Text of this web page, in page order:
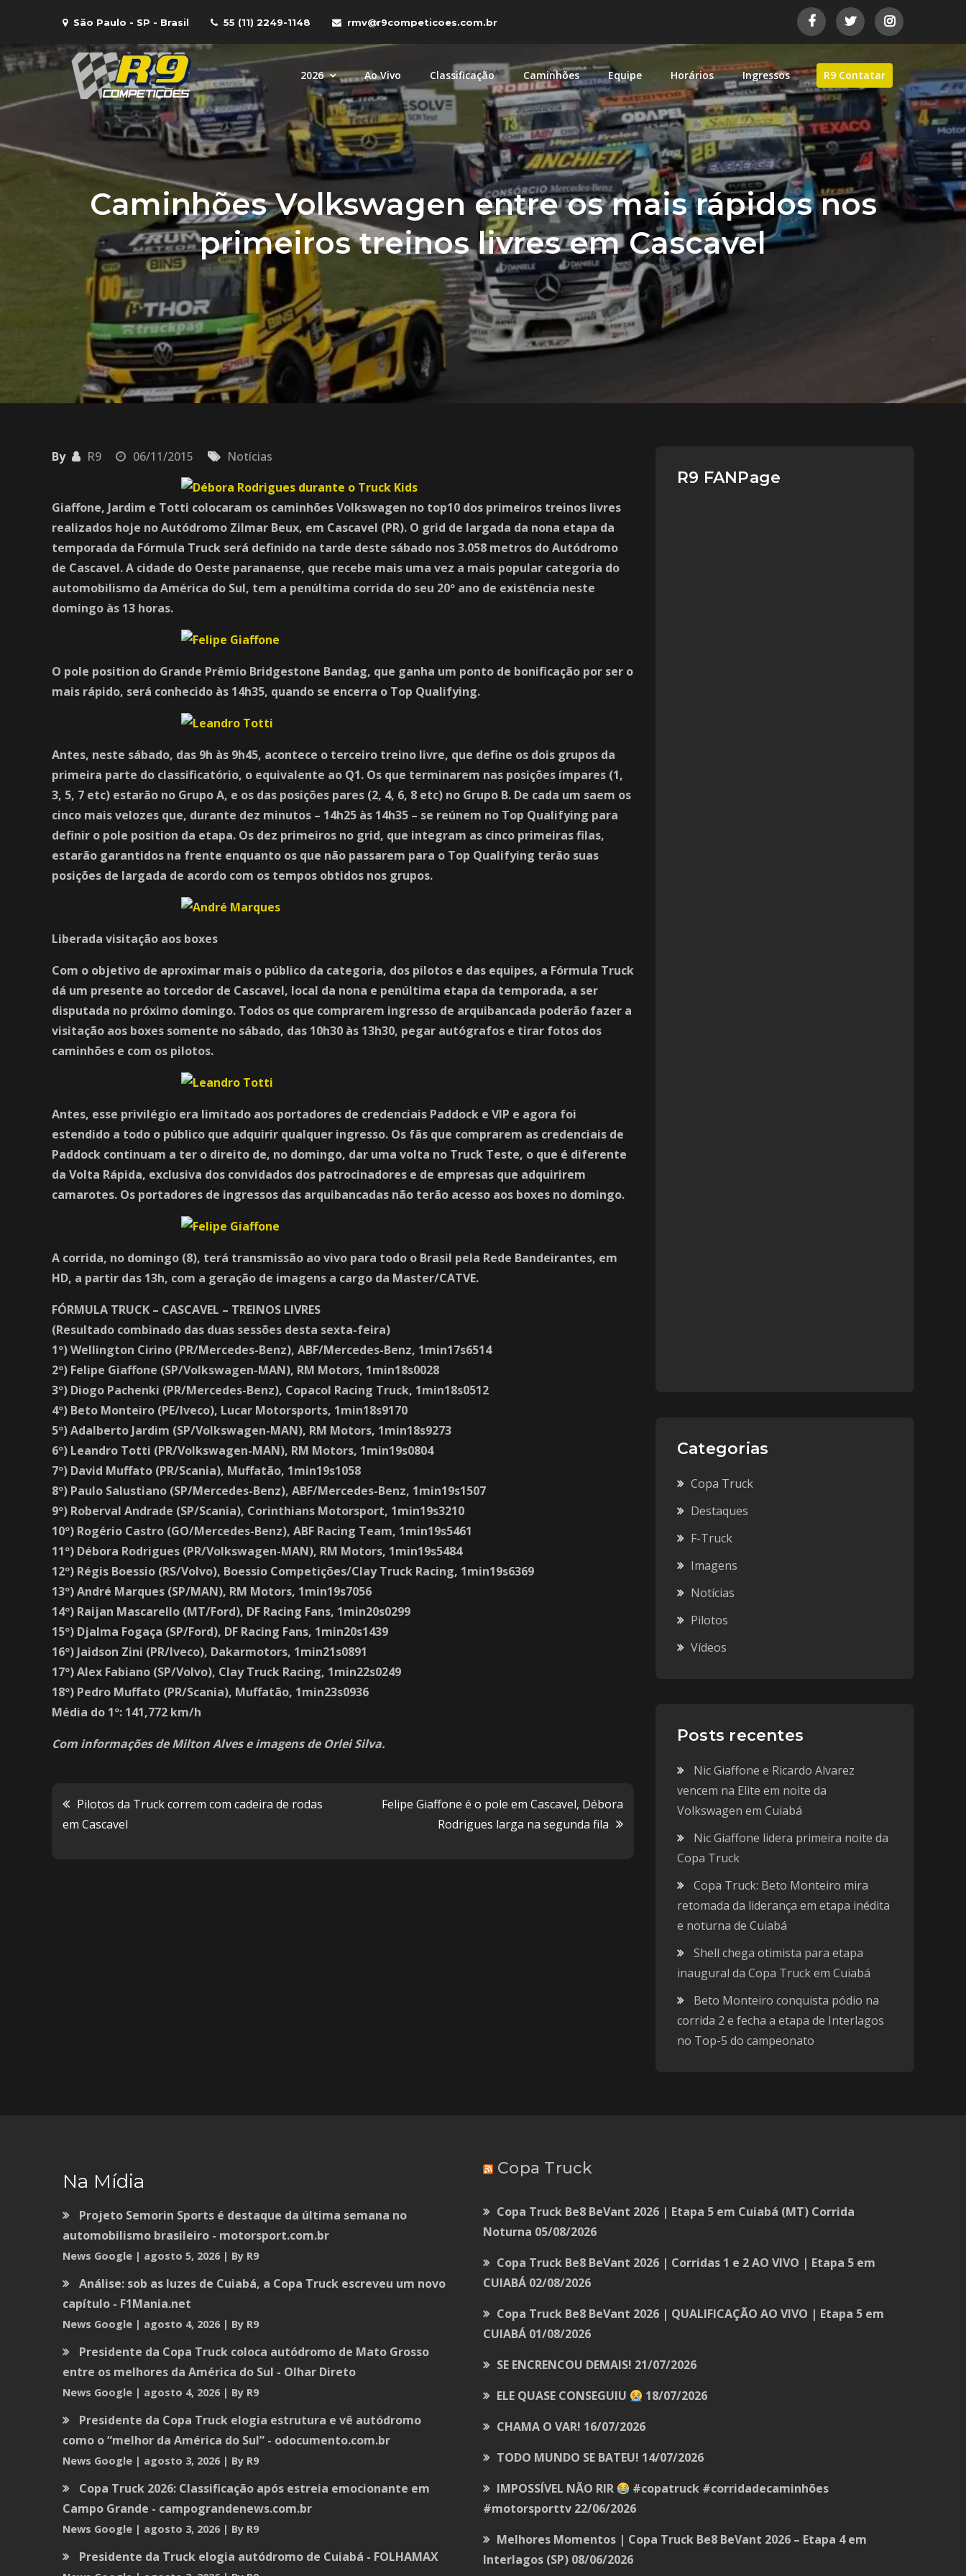
content
São Paulo - SP - Brasil 55 (11) 2249-1148 rmv@r9competicoes.com.br
R9 Competições
R9 – Equipe de competições com caminhões MAN e Volkswagen nas categorias de automobilismo brasileiro.
2026 Ao Vivo Classificação Caminhões Equipe Horários Ingressos R9 Contatar
Caminhões Volkswagen entre os mais rápidos nos
primeiros treinos livres em Cascavel
By R9 06/11/2015 Notícias
Giaffone, Jardim e Totti colocaram os caminhões Volkswagen no top10 dos primeiros treinos livres
realizados hoje no Autódromo Zilmar Beux, em Cascavel (PR). O grid de largada da nona etapa da
temporada da Fórmula Truck será definido na tarde deste sábado nos 3.058 metros do Autódromo
de Cascavel. A cidade do Oeste paranaense, que recebe mais uma vez a mais popular categoria do
automobilismo da América do Sul, tem a penúltima corrida do seu 20º ano de existência neste
domingo às 13 horas.
O pole position do Grande Prêmio Bridgestone Bandag, que ganha um ponto de bonificação por ser o
mais rápido, será conhecido às 14h35, quando se encerra o Top Qualifying.
Antes, neste sábado, das 9h às 9h45, acontece o terceiro treino livre, que define os dois grupos da
primeira parte do classificatório, o equivalente ao Q1. Os que terminarem nas posições ímpares (1,
3, 5, 7 etc) estarão no Grupo A, e os das posições pares (2, 4, 6, 8 etc) no Grupo B. De cada um saem os
cinco mais velozes que, durante dez minutos – 14h25 às 14h35 – se reúnem no Top Qualifying para
definir o pole position da etapa. Os dez primeiros no grid, que integram as cinco primeiras filas,
estarão garantidos na frente enquanto os que não passarem para o Top Qualifying terão suas
posições de largada de acordo com os tempos obtidos nos grupos.
Liberada visitação aos boxes
Com o objetivo de aproximar mais o público da categoria, dos pilotos e das equipes, a Fórmula Truck
dá um presente ao torcedor de Cascavel, local da nona e penúltima etapa da temporada, a ser
disputada no próximo domingo. Todos os que comprarem ingresso de arquibancada poderão fazer a
visitação aos boxes somente no sábado, das 10h30 às 13h30, pegar autógrafos e tirar fotos dos
caminhões e com os pilotos.
Antes, esse privilégio era limitado aos portadores de credenciais Paddock e VIP e agora foi
estendido a todo o público que adquirir qualquer ingresso. Os fãs que comprarem as credenciais de
Paddock continuam a ter o direito de, no domingo, dar uma volta no Truck Teste, o que é diferente
da Volta Rápida, exclusiva dos convidados dos patrocinadores e de empresas que adquirirem
camarotes. Os portadores de ingressos das arquibancadas não terão acesso aos boxes no domingo.
A corrida, no domingo (8), terá transmissão ao vivo para todo o Brasil pela Rede Bandeirantes, em
HD, a partir das 13h, com a geração de imagens a cargo da Master/CATVE.
FÓRMULA TRUCK – CASCAVEL – TREINOS LIVRES
(Resultado combinado das duas sessões desta sexta-feira)
1º) Wellington Cirino (PR/Mercedes-Benz), ABF/Mercedes-Benz, 1min17s6514
2º) Felipe Giaffone (SP/Volkswagen-MAN), RM Motors, 1min18s0028
3º) Diogo Pachenki (PR/Mercedes-Benz), Copacol Racing Truck, 1min18s0512
4º) Beto Monteiro (PE/Iveco), Lucar Motorsports, 1min18s9170
5º) Adalberto Jardim (SP/Volkswagen-MAN), RM Motors, 1min18s9273
6º) Leandro Totti (PR/Volkswagen-MAN), RM Motors, 1min19s0804
7º) David Muffato (PR/Scania), Muffatão, 1min19s1058
8º) Paulo Salustiano (SP/Mercedes-Benz), ABF/Mercedes-Benz, 1min19s1507
9º) Roberval Andrade (SP/Scania), Corinthians Motorsport, 1min19s3210
10º) Rogério Castro (GO/Mercedes-Benz), ABF Racing Team, 1min19s5461
11º) Débora Rodrigues (PR/Volkswagen-MAN), RM Motors, 1min19s5484
12º) Régis Boessio (RS/Volvo), Boessio Competições/Clay Truck Racing, 1min19s6369
13º) André Marques (SP/MAN), RM Motors, 1min19s7056
14º) Raijan Mascarello (MT/Ford), DF Racing Fans, 1min20s0299
15º) Djalma Fogaça (SP/Ford), DF Racing Fans, 1min20s1439
16º) Jaidson Zini (PR/Iveco), Dakarmotors, 1min21s0891
17º) Alex Fabiano (SP/Volvo), Clay Truck Racing, 1min22s0249
18º) Pedro Muffato (PR/Scania), Muffatão, 1min23s0936
Média do 1º: 141,772 km/h
Com informações de Milton Alves e imagens de Orlei Silva.
Navegação
Pilotos da Truck correm com cadeira de rodas
em Cascavel
Felipe Giaffone é o pole em Cascavel, Débora
Rodrigues larga na segunda fila
R9 FANPage
Categorias
Copa Truck
Destaques
F-Truck
Imagens
Notícias
Pilotos
Vídeos
Posts recentes
Nic Giaffone e Ricardo Alvarez
vencem na Elite em noite da
Volkswagen em Cuiabá
Nic Giaffone lidera primeira noite da
Copa Truck
Copa Truck: Beto Monteiro mira
retomada da liderança em etapa inédita
e noturna de Cuiabá
Shell chega otimista para etapa
inaugural da Copa Truck em Cuiabá
Beto Monteiro conquista pódio na
corrida 2 e fecha a etapa de Interlagos
no Top-5 do campeonato
Na Mídia
Projeto Semorin Sports é destaque da última semana no
automobilismo brasileiro - motorsport.com.br
News Google agosto 5, 2026 By R9
Análise: sob as luzes de Cuiabá, a Copa Truck escreveu um novo
capítulo - F1Mania.net
News Google agosto 4, 2026 By R9
Presidente da Copa Truck coloca autódromo de Mato Grosso
entre os melhores da América do Sul - Olhar Direto
News Google agosto 4, 2026 By R9
Presidente da Copa Truck elogia estrutura e vê autódromo
como o “melhor da América do Sul” - odocumento.com.br
News Google agosto 3, 2026 By R9
Copa Truck 2026: Classificação após estreia emocionante em
Campo Grande - campograndenews.com.br
News Google agosto 3, 2026 By R9
Presidente da Truck elogia autódromo de Cuiabá - FOLHAMAX
Copa Truck
Copa Truck Be8 BeVant 2026 | Etapa 5 em Cuiabá (MT) Corrida
Noturna 05/08/2026
Copa Truck Be8 BeVant 2026 | Corridas 1 e 2 AO VIVO | Etapa 5 em
CUIABÁ 02/08/2026
Copa Truck Be8 BeVant 2026 | QUALIFICAÇÃO AO VIVO | Etapa 5 em
CUIABÁ 01/08/2026
SE ENCRENCOU DEMAIS! 21/07/2026
ELE QUASE CONSEGUIU
18/07/2026
CHAMA O VAR! 16/07/2026
TODO MUNDO SE BATEU! 14/07/2026
IMPOSSÍVEL NÃO RIR
#copatruck #corridadecaminhões
#motorsporttv 22/06/2026
Melhores Momentos | Copa Truck Be8 BeVant 2026 – Etapa 4 em
Interlagos (SP) 08/06/2026